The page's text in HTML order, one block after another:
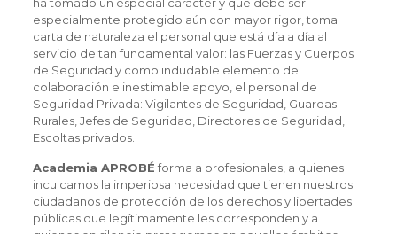
especialmente protegido aún con mayor rigor, toma
carta de naturaleza el personal que está día a día al
servicio de tan fundamental valor: las Fuerzas y Cuerpos
de Seguridad y como indudable elemento de
colaboración e inestimable apoyo, el personal de
Seguridad Privada: Vigilantes de Seguridad, Guardas
Rurales, Jefes de Seguridad, Directores de Seguridad,
Escoltas privados.
Academia APROBÉforma a profesionales, a quienes
inculcamos la imperiosa necesidad que tienen nuestros
ciudadanos de protección de los derechos y libertades
públicas que legítimamente les corresponden y a